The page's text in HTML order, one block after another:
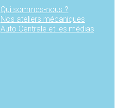
Qui sommes-nous ?
Nos ateliers mécaniques
Auto Centrale et les médias